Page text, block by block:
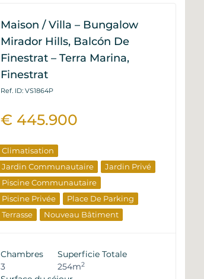
Maison / Villa – Bungalow
Mirador Hills, Balcón De
Finestrat – Terra Marina,
Finestrat
Ref. ID: VS1864P
€ 445.900
Climatisation
Jardin Communautaire
Jardin Privé
Piscine Communautaire
Piscine Privée
Place De Parking
Terrasse
Nouveau Bâtiment
Chambres
3
Superficie Totale
254m2